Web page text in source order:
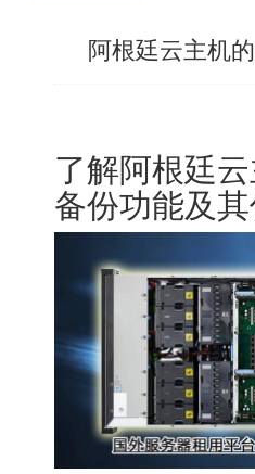
阿根廷云主机
了解阿根廷
备份功能及